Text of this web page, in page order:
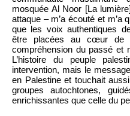
mosquée Al Noor [La
attaque – m’a écouté et m’a
que les voix authentiques
être placées au cœur de
compréhension du passé et
L’histoire du peuple
intervention, mais le
en Palestine et touchait
groupes autochtones,
enrichissantes que celle du